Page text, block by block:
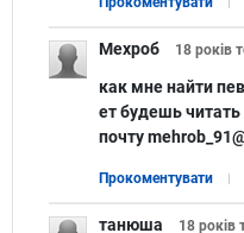
Мехроб 18 років
как мне найти
ет будешь
почту
Прокоментувати
танюша 18 років